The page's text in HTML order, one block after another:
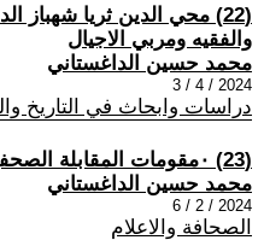
(22) محي الدين ثريا شهباز
والفقيه ومربي الاجيال
محمد حسين الداغستاني
2024 / 4 / 3
دراسات وابحاث في التاريخ
(23) ٠مقومات المقابلة الصحفية واهميتها
محمد حسين الداغستاني
2024 / 2 / 6
الصحافة والاعلام